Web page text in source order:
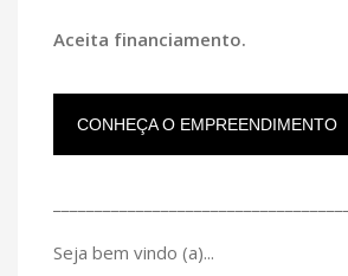
Aceita financiamento.
CONHEÇA O EMPREENDIMENTO
Seja bem vindo (a)...